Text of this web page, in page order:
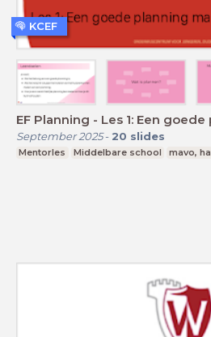
EF Planning - Les 1: Een
September 2025- 20 slides
Mentorles Middelbare school mavo,
KCEF